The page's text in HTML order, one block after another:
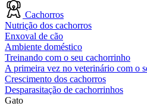
Cachorros
Nutrição dos cachorros
Enxoval de cão
Ambiente doméstico
Treinando com o seu cachorrinho
A primeira vez no veterinário com o
Crescimento dos cachorros
Desparasitação de cachorrinhos
Gato